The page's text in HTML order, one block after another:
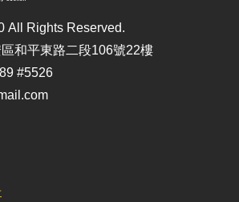
All Rights Reserved.
和平東路二段106號22樓
#5526